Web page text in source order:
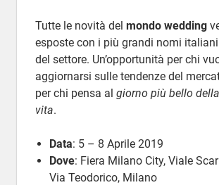
Tutte le novità del mondo wedding
esposte con i più grandi nomi
del settore. Un’opportunità per chi
aggiornarsi sulle tendenze del
per chi pensa al giorno più bello
vita.
Data: 5 – 8 Aprile 2019
Dove: Fiera Milano City, Viale
Via Teodorico, Milano